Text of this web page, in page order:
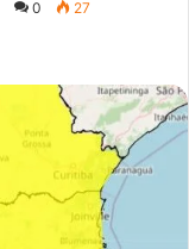
0 27